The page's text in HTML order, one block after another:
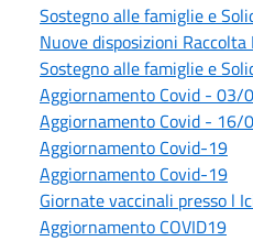
Sostegno alle famiglie e
Nuove disposizioni
Sostegno alle famiglie e
Aggiornamento Covid - 03/
Aggiornamento Covid - 16/
Aggiornamento Covid-19
Aggiornamento Covid-19
Giornate vaccinali presso l
Aggiornamento COVID19